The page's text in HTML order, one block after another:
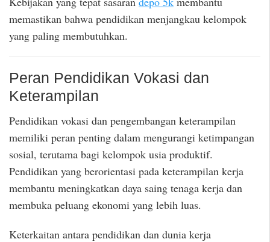
memastikan bahwa pendidikan menjangkau kelompok
yang paling membutuhkan.
Peran Pendidikan Vokasi dan
Keterampilan
Pendidikan vokasi dan pengembangan keterampilan
memiliki peran penting dalam mengurangi ketimpangan
sosial, terutama bagi kelompok usia produktif.
Pendidikan yang berorientasi pada keterampilan kerja
membantu meningkatkan daya saing tenaga kerja dan
membuka peluang ekonomi yang lebih luas.
Keterkaitan antara pendidikan dan dunia kerja